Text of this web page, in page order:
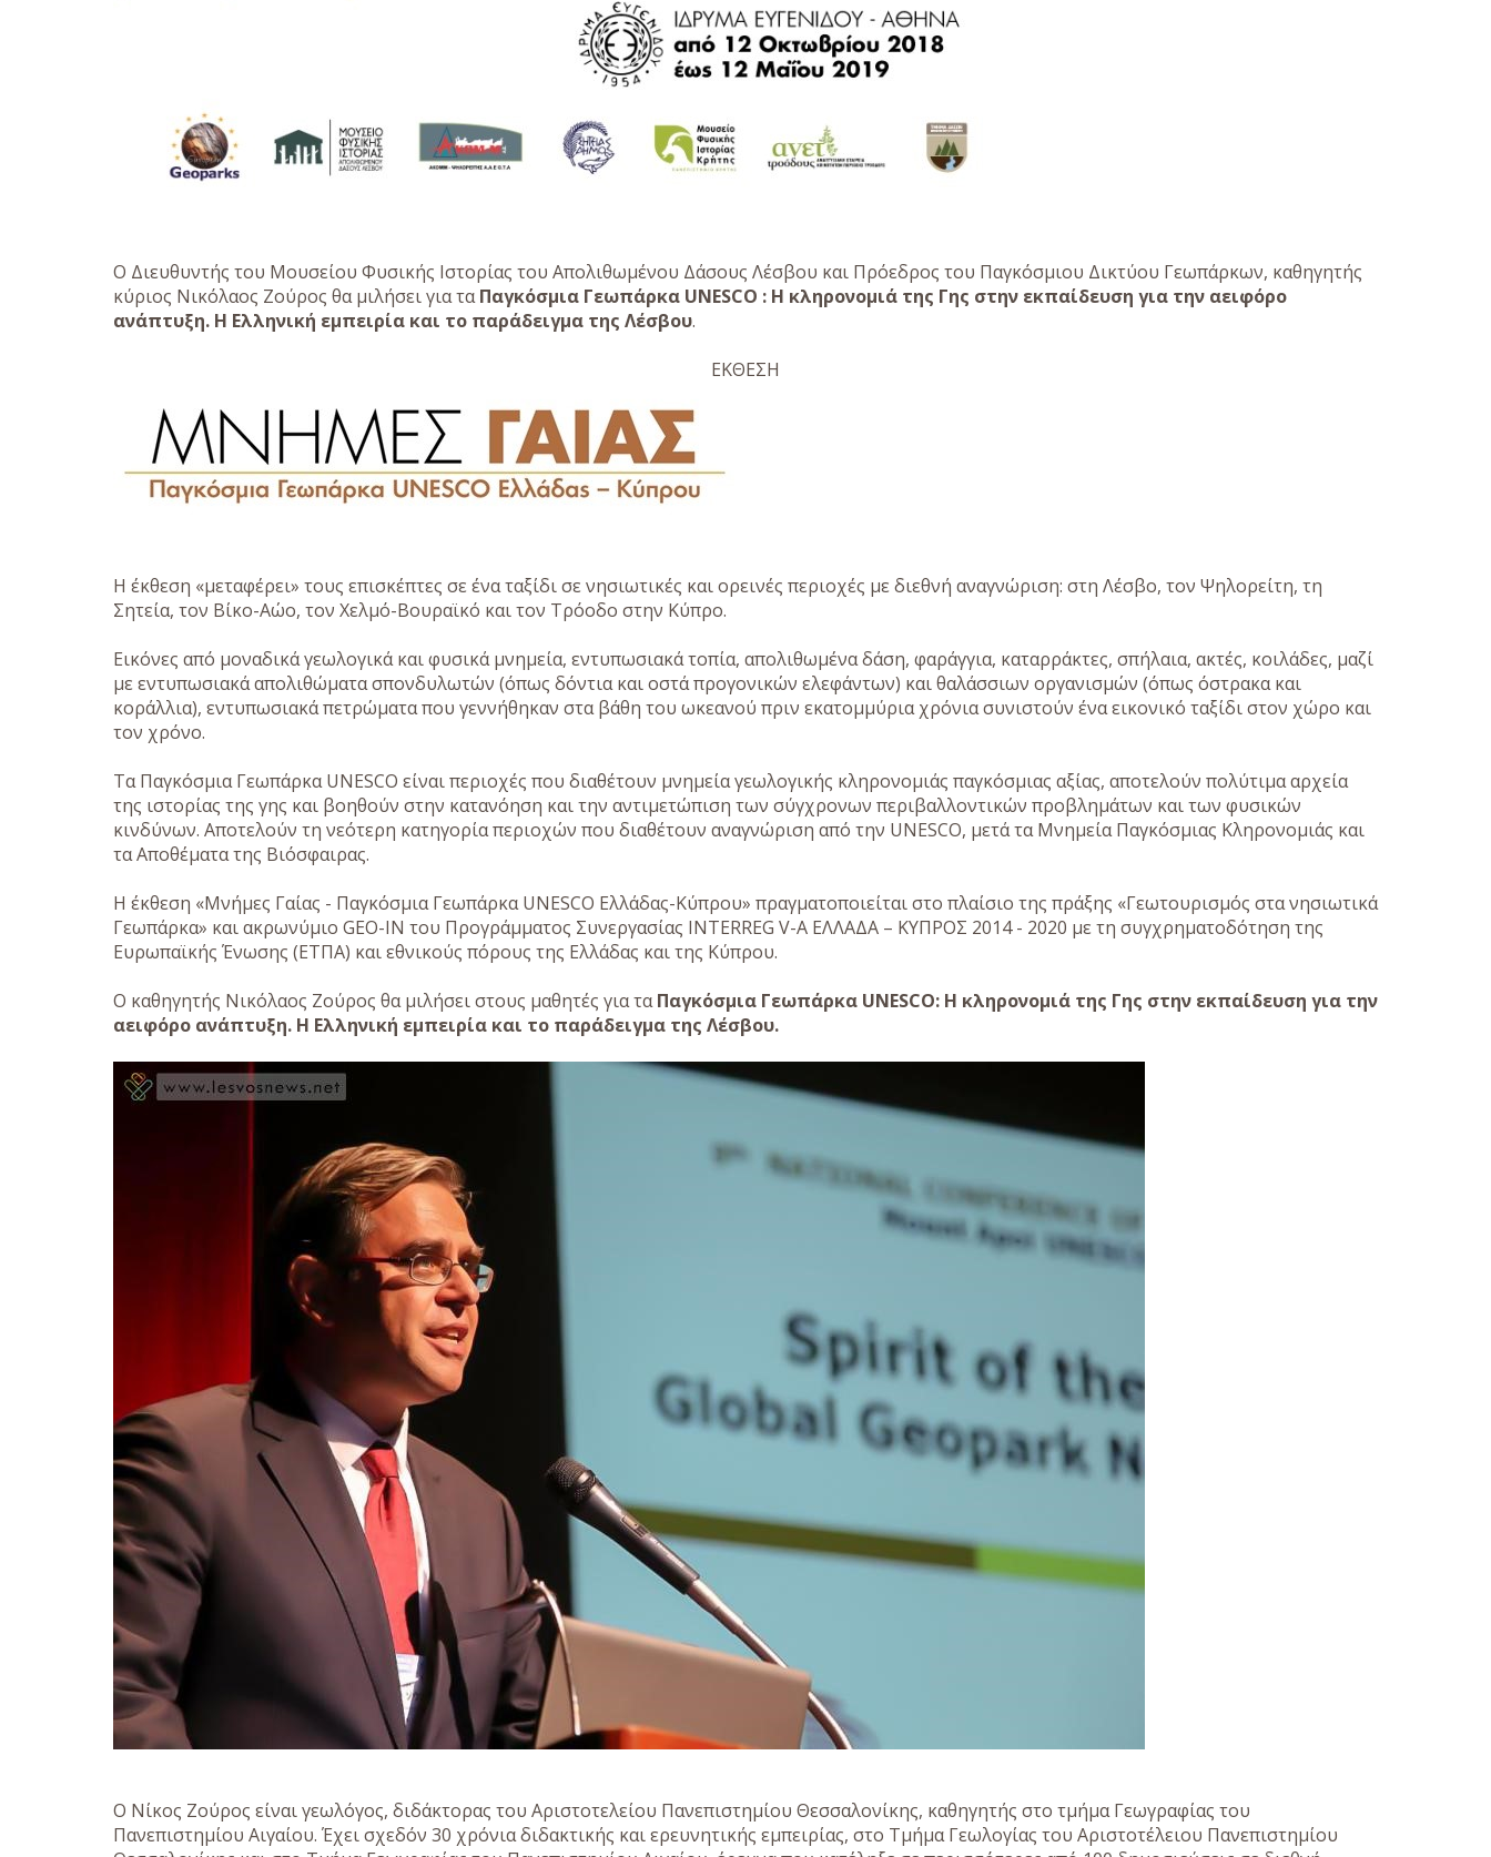
Ο Διευθυντής του Μουσείου Φυσικής Ιστορίας του Απολιθωμένου Δάσους Λέσβου και Πρόεδρος του Παγκόσμιου Δικτύου Γεωπάρκων, καθηγητής
κύριος Νικόλαος Ζούρος θα μιλήσει για ταΠαγκόσμια Γεωπάρκα UNESCO : H κληρονομιά της Γης στην εκπαίδευση για την αειφόρο
ανάπτυξη. Η Ελληνική εμπειρία και το παράδειγμα της Λέσβου.
ΕΚΘΕΣΗ
Η έκθεση «μεταφέρει» τους επισκέπτες σε ένα ταξίδι σε νησιωτικές και ορεινές περιοχές με διεθνή αναγνώριση: στη Λέσβο, τον Ψηλορείτη, τη
Σητεία, τον Βίκο-Αώο, τον Χελμό-Βουραϊκό και τον Τρόοδο στην Κύπρο.
Εικόνες από μοναδικά γεωλογικά και φυσικά μνημεία, εντυπωσιακά τοπία, απολιθωμένα δάση, φαράγγια, καταρράκτες, σπήλαια, ακτές, κοιλάδες, μαζί
με εντυπωσιακά απολιθώματα σπονδυλωτών (όπως δόντια και οστά προγονικών ελεφάντων) και θαλάσσιων οργανισμών (όπως όστρακα και
κοράλλια), εντυπωσιακά πετρώματα που γεννήθηκαν στα βάθη του ωκεανού πριν εκατομμύρια χρόνια συνιστούν ένα εικονικό ταξίδι στον χώρο και
τον χρόνο.
Τα Παγκόσμια Γεωπάρκα UNESCO είναι περιοχές που διαθέτουν μνημεία γεωλογικής κληρονομιάς παγκόσμιας αξίας, αποτελούν πολύτιμα αρχεία
της ιστορίας της γης και βοηθούν στην κατανόηση και την αντιμετώπιση των σύγχρονων περιβαλλοντικών προβλημάτων και των φυσικών
κινδύνων. Αποτελούν τη νεότερη κατηγορία περιοχών που διαθέτουν αναγνώριση από την UNESCO, μετά τα Μνημεία Παγκόσμιας Κληρονομιάς και
τα Αποθέματα της Βιόσφαιρας.
Η έκθεση «Μνήμες Γαίας - Παγκόσμια Γεωπάρκα UNESCO Ελλάδας-Κύπρου» πραγματοποιείται στο πλαίσιο της πράξης «Γεωτουρισμός στα νησιωτικά
Γεωπάρκα» και ακρωνύμιο GEO-IN του Προγράμματος Συνεργασίας INTERREG V-A ΕΛΛΑΔΑ – ΚΥΠΡΟΣ 2014 - 2020 με τη συγχρηματοδότηση της
Ευρωπαϊκής Ένωσης (ΕΤΠΑ) και εθνικούς πόρους της Ελλάδας και της Κύπρου.
Ο καθηγητής Νικόλαος Ζούρος θα μιλήσει στους μαθητές για ταΠαγκόσμια Γεωπάρκα UNESCO: H κληρονομιά της Γης στην εκπαίδευση για την
αειφόρο ανάπτυξη. Η Ελληνική εμπειρία και το παράδειγμα της Λέσβου.
Ο Νίκος Ζούρος είναι γεωλόγος, διδάκτορας του Αριστοτελείου Πανεπιστημίου Θεσσαλονίκης, καθηγητής στο τμήμα Γεωγραφίας του
Πανεπιστημίου Αιγαίου. Έχει σχεδόν 30 χρόνια διδακτικής και ερευνητικής εμπειρίας, στο Τμήμα Γεωλογίας του Αριστοτέλειου Πανεπιστημίου